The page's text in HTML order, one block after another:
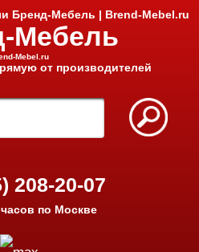
Мебель
Mebel.ru
от производителей
208-20-07
по Москве